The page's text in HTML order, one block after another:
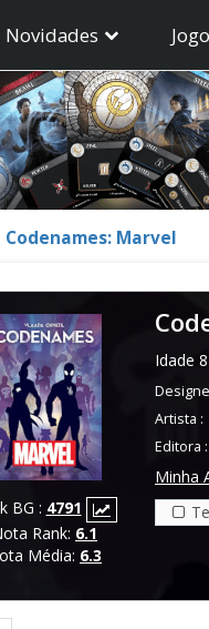
Novidades
Codenames: Marvel
BG : 4791
Rank: 6.1
Média: 6.3
Idade
Artista :
Editora :
Minha